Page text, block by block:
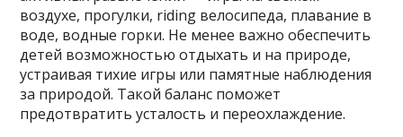
воздухе, прогулки, riding велосипеда, плавание в
воде, водные горки. Не менее важно обеспечить
детей возможностью отдыхать и на природе,
устраивая тихие игры или памятные наблюдения
за природой. Такой баланс поможет
предотвратить усталость и переохлаждение.